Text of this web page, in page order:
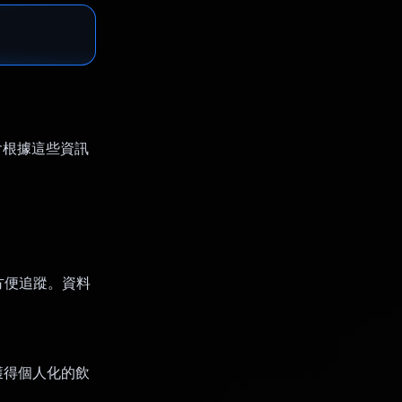
據這些資訊
追蹤。資料
個人化的飲